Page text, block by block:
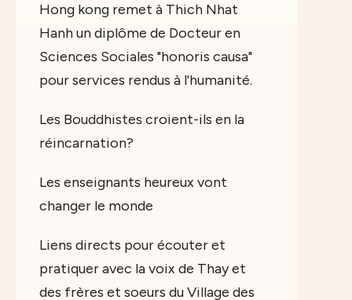
Hong kong remet à Thich Nhat
Hanh un diplôme de Docteur en
Sciences Sociales "honoris causa"
pour services rendus à l'humanité.
Les Bouddhistes croient-ils en la
réincarnation?
Les enseignants heureux vont
changer le monde
Liens directs pour écouter et
pratiquer avec la voix de Thay et
des frères et soeurs du Village des